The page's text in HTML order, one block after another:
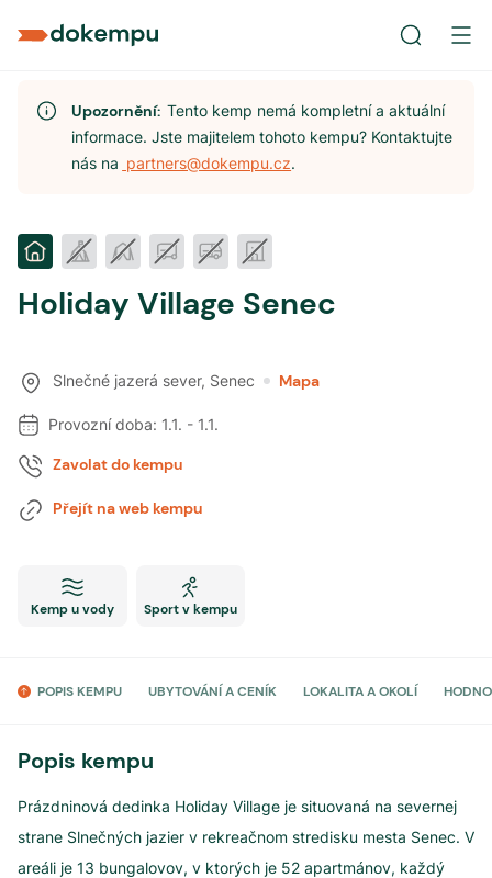
Upozornění:Tento kemp nemá kompletní a aktuální
informace. Jste majitelem tohoto kempu? Kontaktujte
nás na partners@dokempu.cz.
Holiday Village Senec
Slnečné jazerá sever, Senec Mapa
Provozní doba: 1.1. - 1.1.
Zavolat do kempu
Přejít na web kempu
Kemp u vody Sport v kempu
POPIS KEMPU UBYTOVÁNÍ A CENÍK LOKALITA A OKOLÍ
Popis kempu
Prázdninová dedinka Holiday Village je situovaná na severnej
strane Slnečných jazier v rekreačnom stredisku mesta Senec. V
areáli je 13 bungalovov, v ktorých je 52 apartmánov, každý